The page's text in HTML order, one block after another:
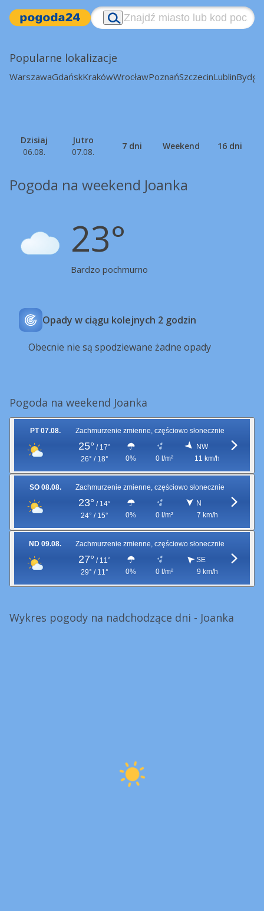
Popularne lokalizacje
WarszawaGdańskKrakówWrocławPoznańSzczecinLublin
Dzisiaj
06.08.
Jutro
07.08.
7 dni Weekend 16 dni
Pogoda na weekend Joanka
23°
Bardzo pochmurno
Opady w ciągu kolejnych 2 godzin
Obecnie nie są spodziewane żadne opady
Pogoda na weekend Joanka
PT 07.08. Zachmurzenie zmienne, częściowo słonecznie
25° / 17°
26° / 18°
0% 0 l/m²
NW
11 km/h
SO 08.08. Zachmurzenie zmienne, częściowo słonecznie
23° / 14°
24° / 15°
0% 0 l/m²
N
7 km/h
ND 09.08. Zachmurzenie zmienne, częściowo słonecznie
27° / 11°
29° / 11°
0% 0 l/m²
SE
9 km/h
Wykres pogody na nadchodzące dni - Joanka